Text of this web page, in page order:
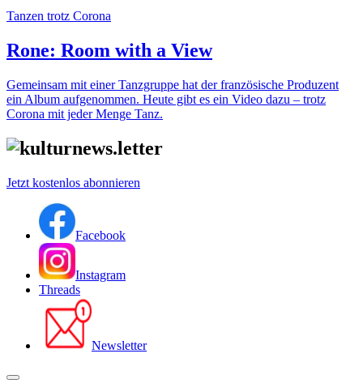
Tanzen trotz Corona
Rone: Room with a View
Gemeinsam mit einer Tanzgruppe hat der französische Produzent
ein Album aufgenommen. Heute gibt es ein Video dazu – trotz
Corona mit jeder Menge Tanz.
Jetzt kostenlos abonnieren
Facebook
Instagram
Threads
Newsletter